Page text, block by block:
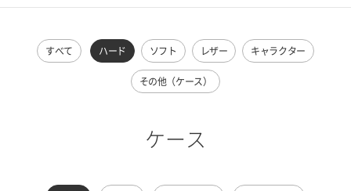
すべて ハード ソフト レザー キャラクター
その他（ケース）
ケース